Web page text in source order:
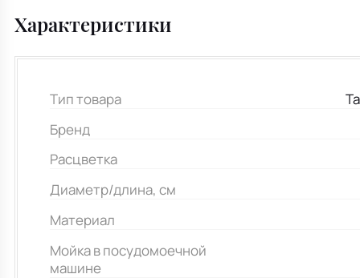
Характеристики
Тип товара
Бренд
Расцветка
Диаметр/длина, см
Материал
Мойка в посудомоечной
машине